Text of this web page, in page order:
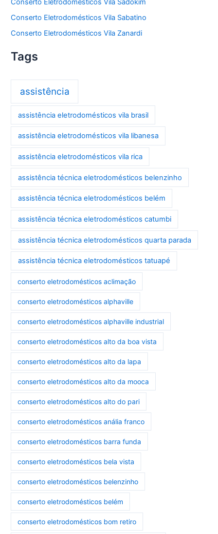
Conserto Eletrodomésticos Vila Sadokim
Conserto Eletrodomésticos Vila Sabatino
Conserto Eletrodomésticos Vila Zanardi
Tags
assistência
assistência eletrodomésticos vila brasil
assistência eletrodomésticos vila libanesa
assistência eletrodomésticos vila rica
assistência técnica eletrodomésticos belenzinho
assistência técnica eletrodomésticos belém
assistência técnica eletrodomésticos catumbi
assistência técnica eletrodomésticos quarta parada
assistência técnica eletrodomésticos tatuapé
conserto eletrodomésticos aclimação
conserto eletrodomésticos alphaville
conserto eletrodomésticos alphaville industrial
conserto eletrodomésticos alto da boa vista
conserto eletrodomésticos alto da lapa
conserto eletrodomésticos alto da mooca
conserto eletrodomésticos alto do pari
conserto eletrodomésticos anália franco
conserto eletrodomésticos barra funda
conserto eletrodomésticos bela vista
conserto eletrodomésticos belenzinho
conserto eletrodomésticos belém
conserto eletrodomésticos bom retiro